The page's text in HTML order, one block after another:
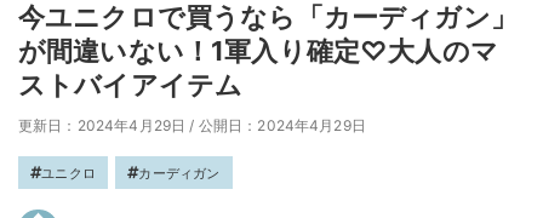
今ユニクロで買うなら「カーディガン」
が間違いない！1軍入り確定♡大人のマ
ストバイアイテム
更新日：2024年4月29日 / 公開日：2024年4月29日
ユニクロ カーディガン